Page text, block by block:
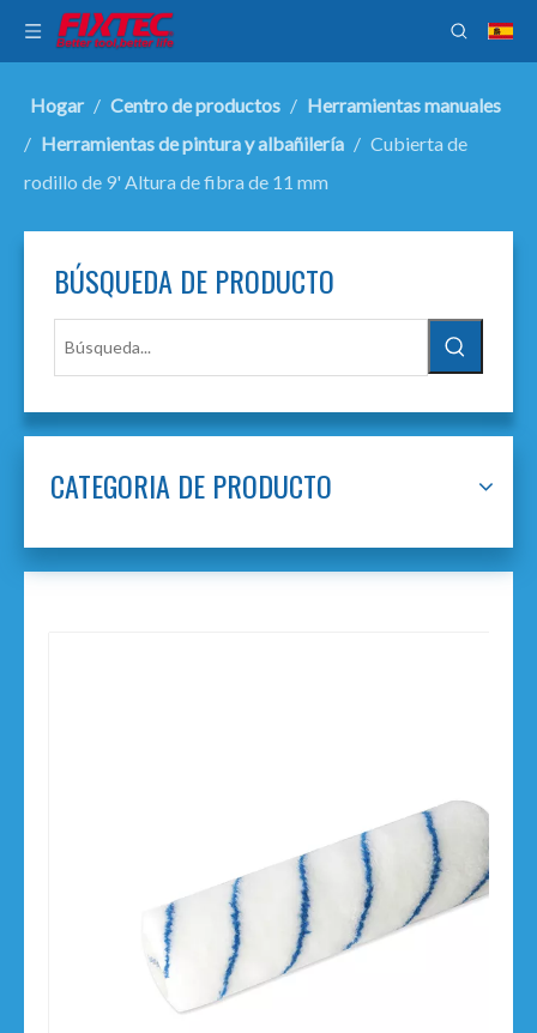
Hogar / Centro de productos / Herramientas manuales
/ Herramientas de pintura y albañilería / Cubierta de
rodillo de 9' Altura de fibra de 11 mm
BÚSQUEDA DE PRODUCTO
CATEGORIA DE PRODUCTO